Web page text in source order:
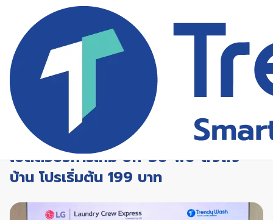
แรก/
ข่าวสาร
LG ลุยต่อไม่หยุด ไม่ใช่แค่ผลิต-ขายเครื่องซักผ้าแล้ว
ผนึก Trendy Wash เปิดตัวบริการใหม่ ซัก-อบ-พับ-
ส่งถึงบ้าน โปรเริ่มต้น 199 บาท
LG ลุยต่อไม่หยุด ไม่ใช่แค่ผลิต-ขาย
เครื่องซักผ้าแล้ว ผนึก Trendy Wash
เปิดตัวบริการใหม่ ซัก-อบ-พับ-ส่งถึง
บ้าน โปรเริ่มต้น 199 บาท